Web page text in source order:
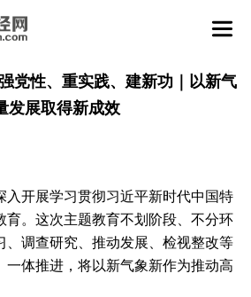
党性、重实践、建新功｜以新气
发展取得新成效
开展学习贯彻习近平新时代中国特
育。这次主题教育不划阶段、不分环
、调查研究、推动发展、检视整改等
一体推进，将以新气象新作为推动高